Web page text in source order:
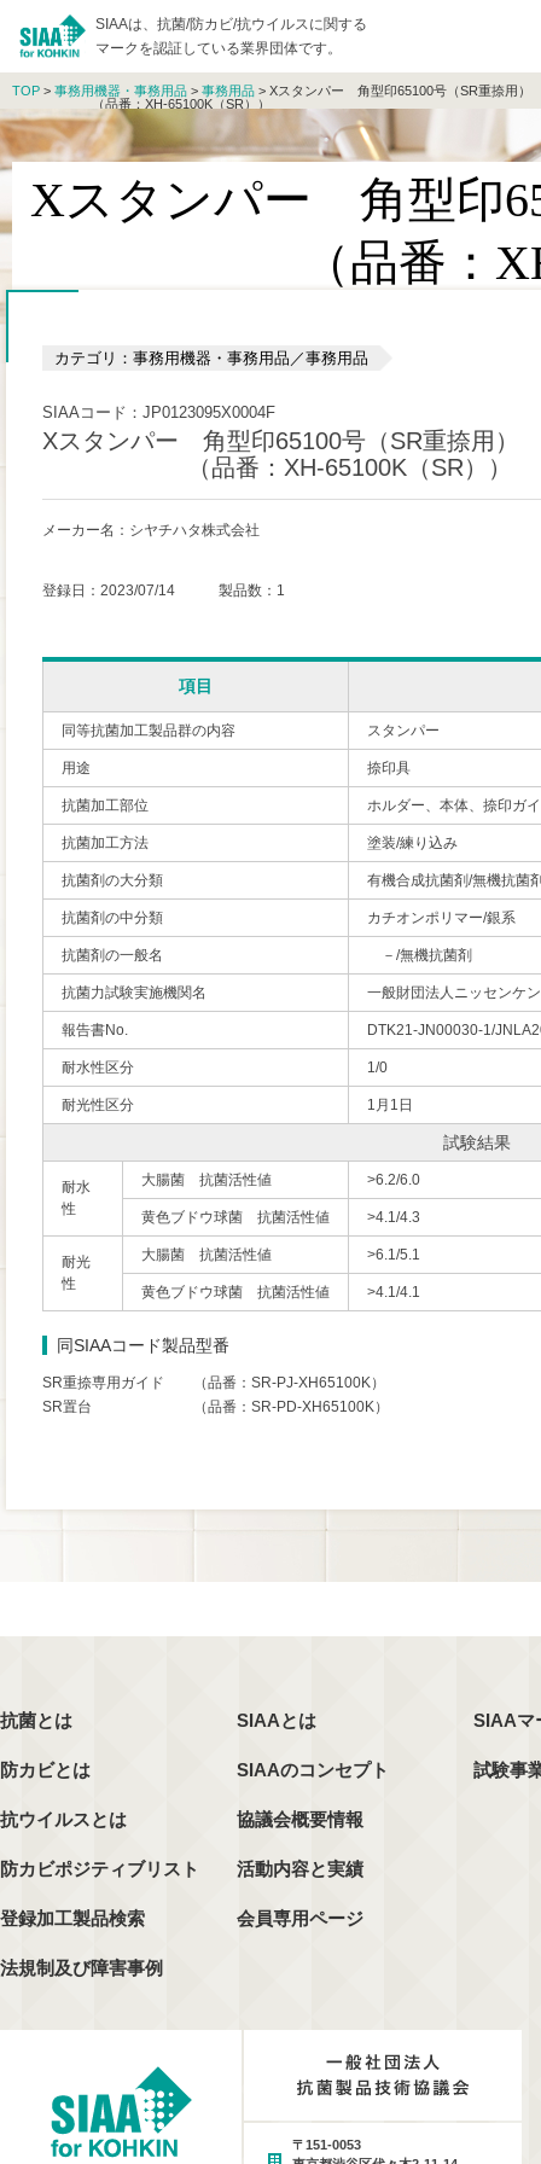
SIAAは、抗菌/防カビ/抗ウイルスに関する
マークを認証している業界団体です。
TOP > 事務用機器・事務用品 > 事務用品 > Xスタンパー 角型印65100号（SR重捺用）
（品番：XH-65100K（SR））
Xスタンパー 角型印
（品番：XH-
カテゴリ：事務用機器・事務用品／事務用品
SIAAコード：JP0123095X0004F
Xスタンパー 角型印65100号（SR重捺用）
（品番：XH-65100K（SR））
メーカー名：シヤチハタ株式会社
登録日：2023/07/14 製品数：1
項目
同等抗菌加工製品群の内容 スタンパー
用途 捺印具
抗菌加工部位 ホルダー、本体、捺印ガ
抗菌加工方法 塗装/練り込み
抗菌剤の大分類 有機合成抗菌剤/無機抗菌
抗菌剤の中分類 カチオンポリマー/銀系
抗菌剤の一般名 －/無機抗菌剤
抗菌力試験実施機関名 一般財団法人ニッセンケ
報告書No. DTK21-JN00030-1/
耐水性区分 1/0
耐光性区分 1月1日
試験結果
耐水
性
大腸菌 抗菌活性値 >6.2/6.0
黄色ブドウ球菌 抗菌活性値 >4.1/4.3
耐光
性
大腸菌 抗菌活性値 >6.1/5.1
黄色ブドウ球菌 抗菌活性値 >4.1/4.1
同SIAAコード製品型番
SR重捺専用ガイド （品番：SR-PJ-XH65100K）
SR置台 （品番：SR-PD-XH65100K）
抗菌とは
防カビとは
抗ウイルスとは
防カビポジティブリスト
登録加工製品検索
法規制及び障害事例
SIAAとは
SIAAのコンセプト
協議会概要情報
活動内容と実績
会員専用ページ
SIAAマ
試験事
〒151-0053